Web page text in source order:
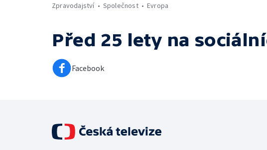
Zpravodajství
Společnost Evropa
Před 25 lety na
Facebook